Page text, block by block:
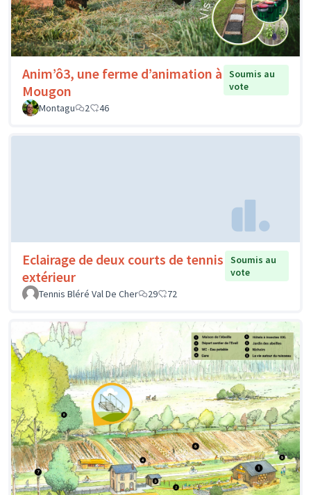
Anim’ô3, une ferme d’animation à
Mougon
Soumis au
vote
Montagu
2 46
Eclairage de deux courts de tennis
extérieur
Soumis au
vote
Tennis Bléré Val De Cher
29 72